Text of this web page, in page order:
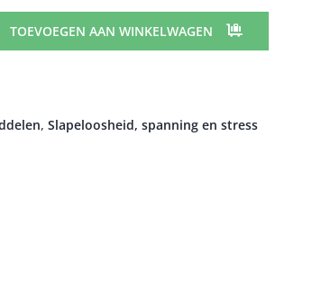
TOEVOEGEN AAN WINKELWAGEN
, Slapeloosheid, spanning en stress